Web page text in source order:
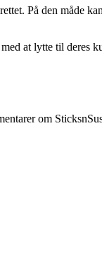
På den måde
at lytte til deres
om